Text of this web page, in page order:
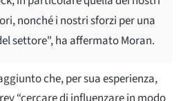
nonché i nostri sforzi per una
settore", ha affermato Moran.
che, per sua esperienza,